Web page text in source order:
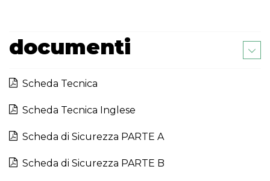
documenti
Scheda Tecnica
Scheda Tecnica Inglese
Scheda di Sicurezza PARTE A
Scheda di Sicurezza PARTE B